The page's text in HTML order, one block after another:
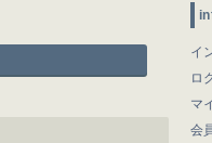
イ
ロ
マ
会